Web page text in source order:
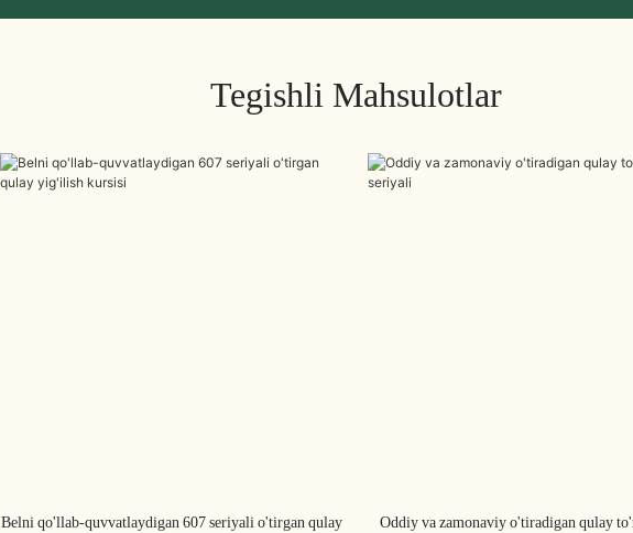
Tegishli Mahsulotlar
Belni qo'llab-quvvatlaydigan 607 seriyali o'tirgan qulay
Oddiy va zamonaviy o'tiradigan qulay